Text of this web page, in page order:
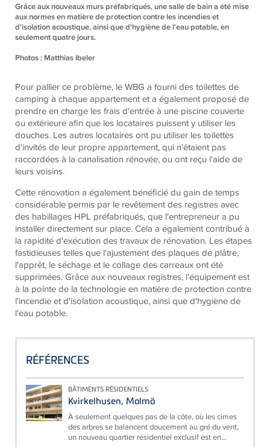
Grâce aux nouveaux murs préfabriqués, une salle de bain a été mise
aux normes en matière de protection contre les incendies et
d'isolation acoustique, ainsi que d'hygiène de l'eau potable, en
seulement quatre jours.
Photos : Matthias Ibeler
Pour pallier ce problème, le WBG a fourni des toilettes de
camping à chaque appartement et a également proposé de
prendre en charge les frais d'entrée à une piscine couverte
ou extérieure afin que les locataires puissent y utiliser les
douches. Les autres locataires ont pu utiliser les toilettes
d'invités de leur propre appartement, qui n'étaient pas
raccordées à la canalisation rénovée, ou ont reçu l'aide de
leurs voisins.
Cette rénovation a également bénéficié du gain de temps
considérable permis par le revêtement des registres avec
des habillages HPL préfabriqués, que l'entrepreneur a pu
installer directement sur place. Cela a également contribué à
la rapidité d'exécution des travaux de rénovation. Les étapes
fastidieuses telles que l'ajustement des plaques de plâtre,
l'apprêt, le séchage et le collage des carreaux ont été
supprimées. Grâce aux nouveaux registres, l'équipement est
à la pointe de la technologie en matière de protection contre
l'incendie et d'isolation acoustique, ainsi que d'hygiène de
l'eau potable.
RÉFÉRENCES
BÂTIMENTS RÉSIDENTIELS
Kvirkelhusen, Malmö
À seulement quelques pas de la côte, où les cimes
des arbres se balancent doucement au gré du vent,
un nouveau quartier résidentiel exclusif est en...